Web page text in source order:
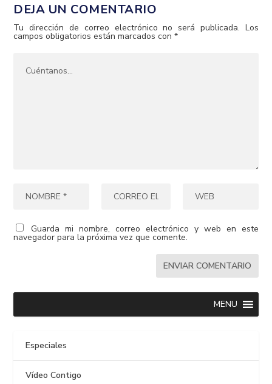
DEJA UN COMENTARIO
Tu dirección de correo electrónico no será publicada. Los
campos obligatorios están marcados con*
Guarda mi nombre, correo electrónico y web en este
navegador para la próxima vez que comente.
MENU
Especiales
Vídeo Contigo